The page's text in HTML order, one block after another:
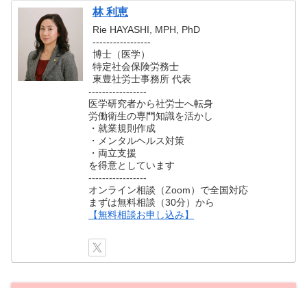
林 利恵
Rie HAYASHI, MPH, PhD
-----------------
博士（医学）
特定社会保険労務士
東豊社労士事務所 代表
-----------------
医学研究者から社労士へ転身
労働衛生の専門知識を活かし
・就業規則作成
・メンタルヘルス対策
・両立支援
を得意としています
-----------------
オンライン相談（Zoom）で全国対応
まずは無料相談（30分）から
【無料相談お申し込み】